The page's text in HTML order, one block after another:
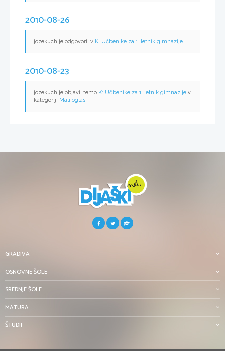
2010-08-26
jozekuch je odgovoril v K: Učbenike za 1. letnik gimnazije
2010-08-23
jozekuch je objavil temo K: Učbenike za 1. letnik gimnazije v
kategoriji Mali oglasi
GRADIVA
OSNOVNE ŠOLE
SREDNJE ŠOLE
MATURA
ŠTUDIJ